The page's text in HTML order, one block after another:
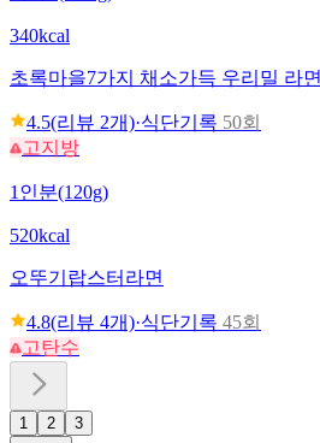
340kcal
초록마을7가지 채소가득 우리밀 라면
4.5(리뷰 2개)·식단기록 50회
고지방
1인분(120g)
520kcal
오뚜기 랍스터라면
4.8(리뷰 4개)·식단기록 45회
고탄수
1 2 3